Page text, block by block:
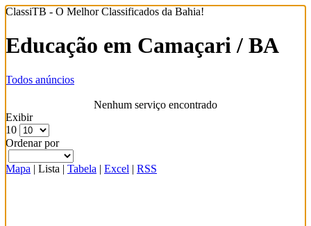
ClassiTB - O Melhor Classificados da Bahia!
Educação em Camaçari / BA
Todos anúncios
Nenhum serviço encontrado
Exibir
10
Ordenar por
Mapa | Lista | Tabela | Excel | RSS